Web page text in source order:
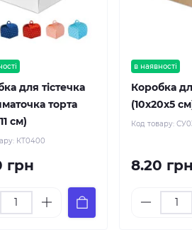
для тістечка
торта
см)
КТ0400
грн
в наявності
Коробка
(10х20х5
Код товару:
8.20